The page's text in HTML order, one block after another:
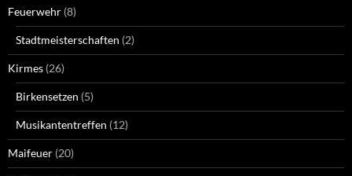
Feuerwehr (8)
Stadtmeisterschaften (2)
Kirmes (26)
Birkensetzen (5)
Musikantentreffen (12)
Maifeuer (20)